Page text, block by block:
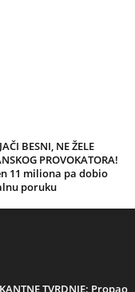
BESNI, NE ŽELE
PROVOKATORA!
11 miliona pa dobio
poruku
TVRDNJE: Propao